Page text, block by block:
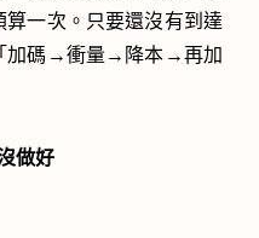
一次。只要還沒有到達
加碼→衝量→降本→再加
做好